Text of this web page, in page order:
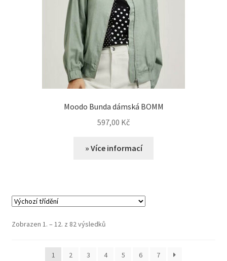
Moodo Bunda dámská BOMM
597,00 Kč
» Více informací
Zobrazen 1. – 12. z 82 výsledků
1 2 3 4 5 6 7